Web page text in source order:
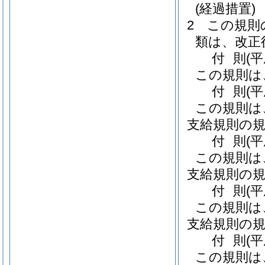
(経過措置)
2
この規則
類は、改
付 則 (
この規則
付 則 (
この規則
支給規則の
付 則 (
この規則
支給規則の
付 則 (
この規則
支給規則の
付 則 (
この規則